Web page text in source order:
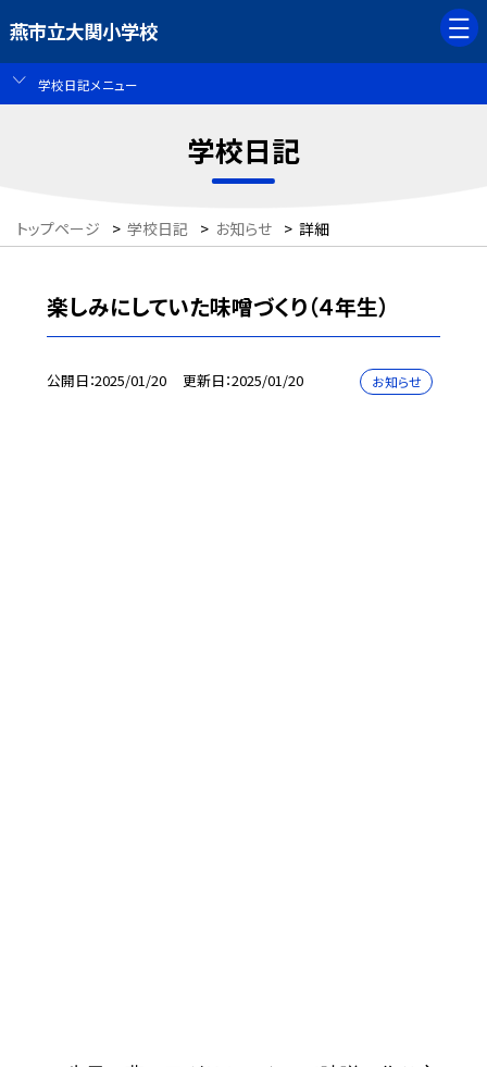
燕市立大関小学校
学校日記メニュー
学校日記
トップページ > 学校日記 > お知らせ > 詳細
楽しみにしていた味噌づくり（４年生）
公開日 2025/01/20 更新日 2025/01/20 お知らせ